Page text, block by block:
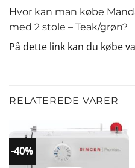
Hvor kan man købe
med 2 stole – Teak/grøn?
På dette link kan du købe
RELATEREDE VARER
-40%